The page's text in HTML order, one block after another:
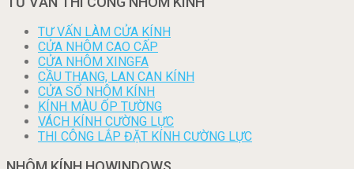
TƯ VẤN LÀM CỬA KÍNH
CỬA NHÔM CAO CẤP
CỬA NHÔM XINGFA
CẦU THANG, LAN CAN KÍNH
CỬA SỔ NHÔM KÍNH
KÍNH MÀU ỐP TƯỜNG
VÁCH KÍNH CƯỜNG LỰC
THI CÔNG LẮP ĐẶT KÍNH CƯỜNG LỰC